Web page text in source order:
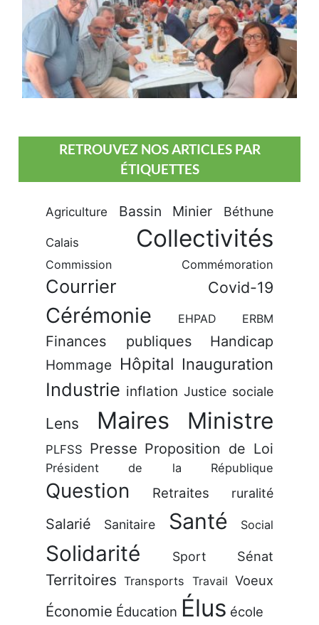
RETROUVEZ NOS ARTICLES PAR
ÉTIQUETTES
Agriculture Bassin Minier Béthune
Calais Collectivités
Commission Commémoration
Courrier Covid-19
Cérémonie EHPAD ERBM
Finances publiques Handicap
Hommage Hôpital Inauguration
Industrie inflation Justice sociale
Lens Maires Ministre
PLFSS Presse Proposition de Loi
Président de la République
Question Retraites ruralité
Salarié Sanitaire Santé Social
Solidarité Sport Sénat
Territoires Transports Travail Voeux
Économie Éducation Élus école